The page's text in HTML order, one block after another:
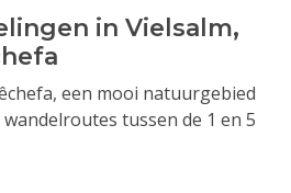
in Vielsalm,
een mooi natuurgebied
tussen de 1 en 5